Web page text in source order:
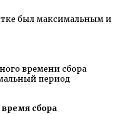
был максимальным и
времени сбора
период
сбора